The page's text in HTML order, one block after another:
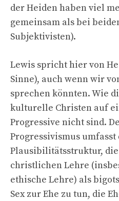
der Heiden haben viel
gemeinsam als bei
Subjektivisten).
Lewis spricht hier von
Sinne), auch wenn wir
sprechen könnten. Wie
kulturelle Christen auf
Progressive nicht sind.
Progressivismus umfasst
Plausibilitätsstruktur,
christlichen Lehre
ethische Lehre) als
Sex zur Ehe zu tun, die